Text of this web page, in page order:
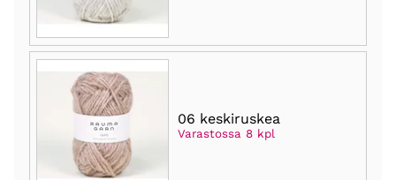
06 keskiruskea
Varastossa 8 kpl